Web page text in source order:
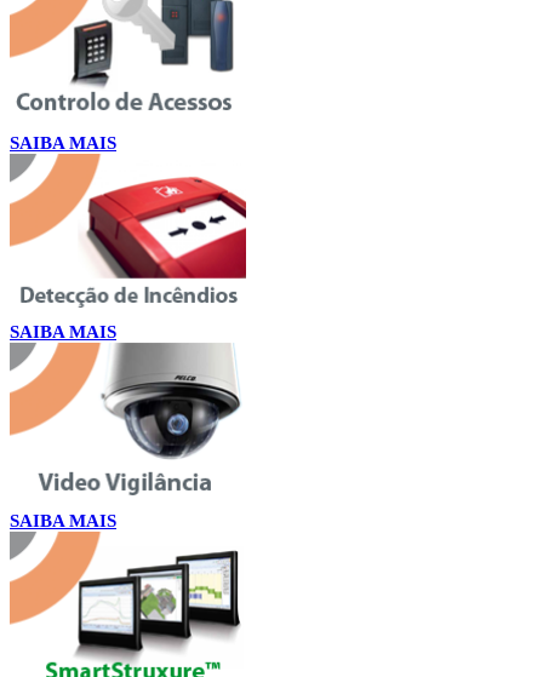
SAIBA MAIS
SAIBA MAIS
SAIBA MAIS